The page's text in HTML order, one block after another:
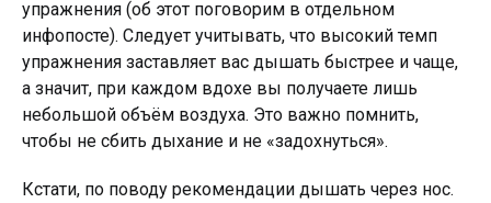
упражнения (об этот поговорим в отдельном
инфопосте). Следует учитывать, что высокий темп
упражнения заставляет вас дышать быстрее и чаще,
а значит, при каждом вдохе вы получаете лишь
небольшой объём воздуха. Это важно помнить,
чтобы не сбить дыхание и не «задохнуться».
Кстати, по поводу рекомендации дышать через нос.